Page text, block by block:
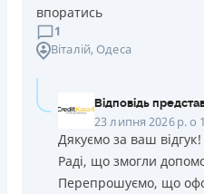
впоратись
1
Віталій, Одеса
Відповідь
23 липня 2026 р. о
Дякуємо за ваш відгук!
Раді, що змогли
Перепрошуємо, що